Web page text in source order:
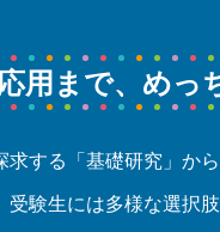
用まで、 めっ
する「基礎研究」か
験生には多様な選択